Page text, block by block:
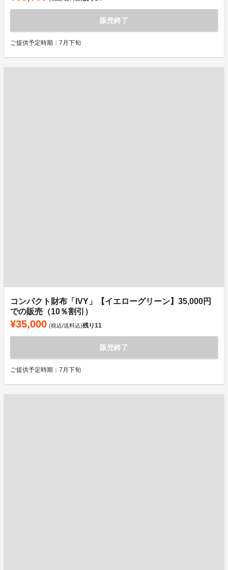
販売終了
ご提供予定時期：7月下旬
コンパクト財布「IVY」【イエローグリーン】35,000円
での販売（10％割引）
¥35,000 (税込/送料込)残り11
販売終了
ご提供予定時期：7月下旬